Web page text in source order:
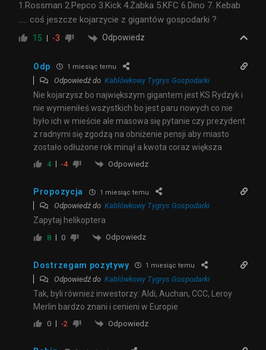
1.Rossman 2.Pepco 3.Kick 4.Żabka 5.KFC 6.Dino 7. Kebab
….. coś jeszcze kojarzycie z gigantów gospodarki ?
15 -3 Odpowiedz
Odp 1 miesiąc temu
Odpowiedź do Kablówkowy Tygrys Gospodarki
Nie kojarzysz bo największym gigantem jest KS Rydzyk i
nie wymieniłeś wszystkich bo jest paru nowych co nie
było ich w mieście ale masowa się pytanie czy prezydent
z radnymi się zgodzą na obniżenie pensji aby miasto
zostało odłużone rok minął a kwota coraz większa
4 -4 Odpowiedz
Propozycja 1 miesiąc temu
Odpowiedź do Kablówkowy Tygrys Gospodarki
Zapytaj helikoptera
8 0 Odpowiedz
Dostrzegam pozytywy 1 miesiąc temu
Odpowiedź do Kablówkowy Tygrys Gospodarki
Tak, byli również inwestorzy: Aldi, Auchan, CCC, Leroy
Merlin bardzo znani i cenieni w Europie
0 -2 Odpowiedz